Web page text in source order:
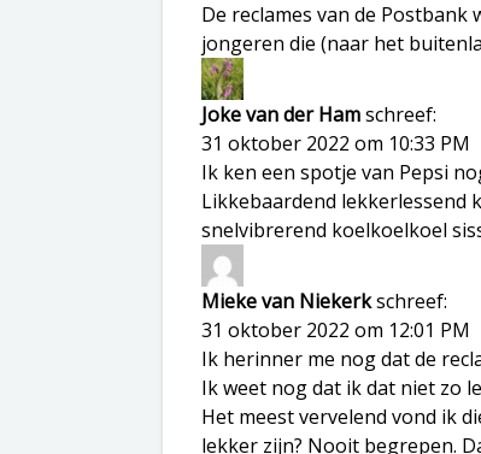
De reclames van de Postbank
jongeren die (naar het
Joke van der Hamschreef:
31 oktober 2022 om 10:33 PM
Ik ken een spotje van Pepsi
Likkebaardend lekkerlessend
snelvibrerend koelkoelkoel
Mieke van Niekerkschreef:
31 oktober 2022 om 12:01 PM
Ik herinner me nog dat de
Ik weet nog dat ik dat niet zo
Het meest vervelend vond ik
lekker zijn? Nooit begrepen.